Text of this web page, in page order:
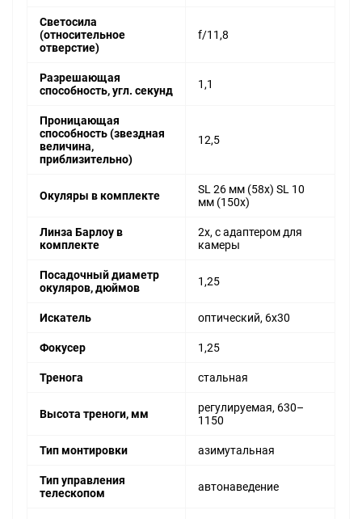
Светосила
(относительное
отверстие)
f/11,8
Разрешающая
способность, угл. секунд
1,1
Проницающая
способность (звездная
величина,
приблизительно)
12,5
Окуляры в комплекте
SL 26 мм (58x) SL 10
мм (150x)
Линза Барлоу в
комплекте
2x, с адаптером для
камеры
Посадочный диаметр
окуляров, дюймов
1,25
Искатель оптический, 6x30
Фокусер 1,25
Тренога стальная
Высота треноги, мм
регулируемая, 630–
1150
Тип монтировки азимутальная
Тип управления
телескопом
автонаведение